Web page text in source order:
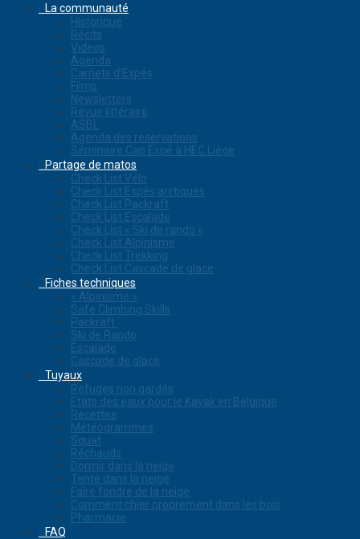
La communauté
Historique
Récits
Videos
Agenda
Carnets d’Expés
Films
Newsletters
Revue littéraire
ASBL
Agenda des réservations
Séminaire Cap Expé à HEC Liège
Partage de matos
Check List Vélo
Check List Expés arctiques
Check List Packraft
Check List Escalade
Check List « Ski de rando »
Check List Alpinisme
Check List Trekking
Check List Cascade de glace
Fiches techniques
« Alpinisme »
Safe Climbing Skills
Packraft
Ski de Rando
Escalade
Cascade de glace
Tuyaux
Refuges non gardés
Etats des eaux pour le Kayak en Belgique
Recettes
Météogrammes
Squat
Réchauds
Dormir dans la neige
Tente dans la neige
Faire fondre de la neige
Comment chier proprement dans les bois
Pharmacie
FAQ